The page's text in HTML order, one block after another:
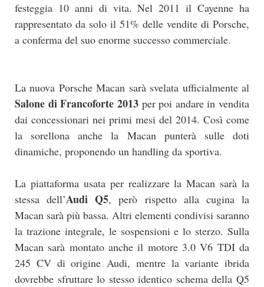
festeggia 10 anni di vita. Nel 2011 il Cayenne ha
rappresentato da solo il 51% delle vendite di Porsche,
a conferma del suo enorme successo commerciale.
La nuova Porsche Macan sarà svelata ufficialmente al
Salone di Francoforte 2013per poi andare in vendita
dai concessionari nei primi mesi del 2014. Così come
la sorellona anche la Macan punterà sulle doti
dinamiche, proponendo un handling da sportiva.
La piattaforma usata per realizzare la Macan sarà la
stessa dell’Audi Q5, però rispetto alla cugina la
Macan sarà più bassa. Altri elementi condivisi saranno
la trazione integrale, le sospensioni e lo sterzo. Sulla
Macan sarà montato anche il motore 3.0 V6 TDI da
245 CV di origine Audi, mentre la variante ibrida
dovrebbe sfruttare lo stesso identico schema della Q5